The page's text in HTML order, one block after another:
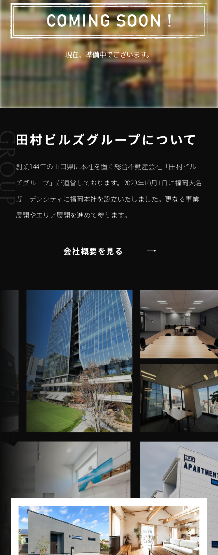
現在、準備中でございます。
田村ビルズグループについて
創業144年の山口県に本社を置く総合不動産会社「田村ビル
ズグループ」が運営しております。2023年10月1日に福岡大名
ガーデンシティに福岡本社を設立いたしました。更なる事業
展開やエリア展開を進めて参ります。
会社概要を見る